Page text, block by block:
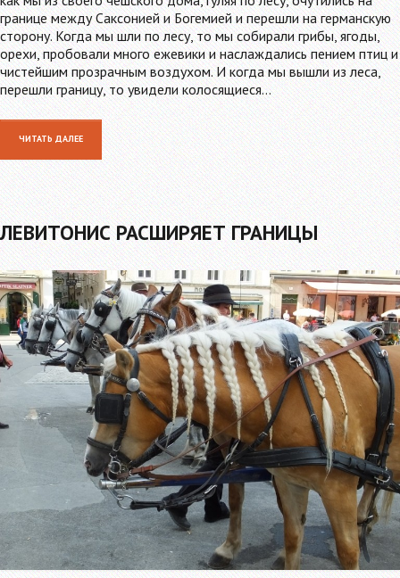
границе между Саксонией и Богемией и перешли на германскую
сторону. Когда мы шли по лесу, то мы собирали грибы, ягоды,
орехи, пробовали много ежевики и наслаждались пением птиц и
чистейшим прозрачным воздухом. И когда мы вышли из леса,
перешли границу, то увидели колосящиеся…
ЧИТАТЬ ДАЛЕЕ
ЛЕВИТОНИС РАСШИРЯЕТ ГРАНИЦЫ